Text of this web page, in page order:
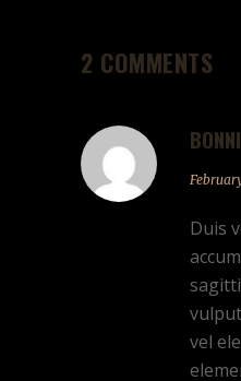
2 COMMENTS
Duis
vel